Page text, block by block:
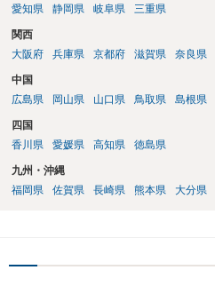
愛知県
静岡県 岐阜県 三重県
関西
大阪府
兵庫県 京都府 滋賀県 奈良県
中国
広島県
岡山県 山口県 鳥取県 島根県
四国
香川県
愛媛県 高知県 徳島県
九州・沖縄
福岡県
佐賀県 長崎県 熊本県 大分県